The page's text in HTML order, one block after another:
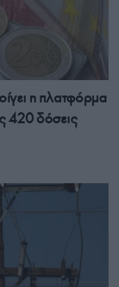
η πλατφόρμα
420 δόσεις